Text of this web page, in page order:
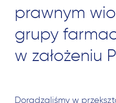
prawnym
grupy
w założeniu
Doradzaliśmy w